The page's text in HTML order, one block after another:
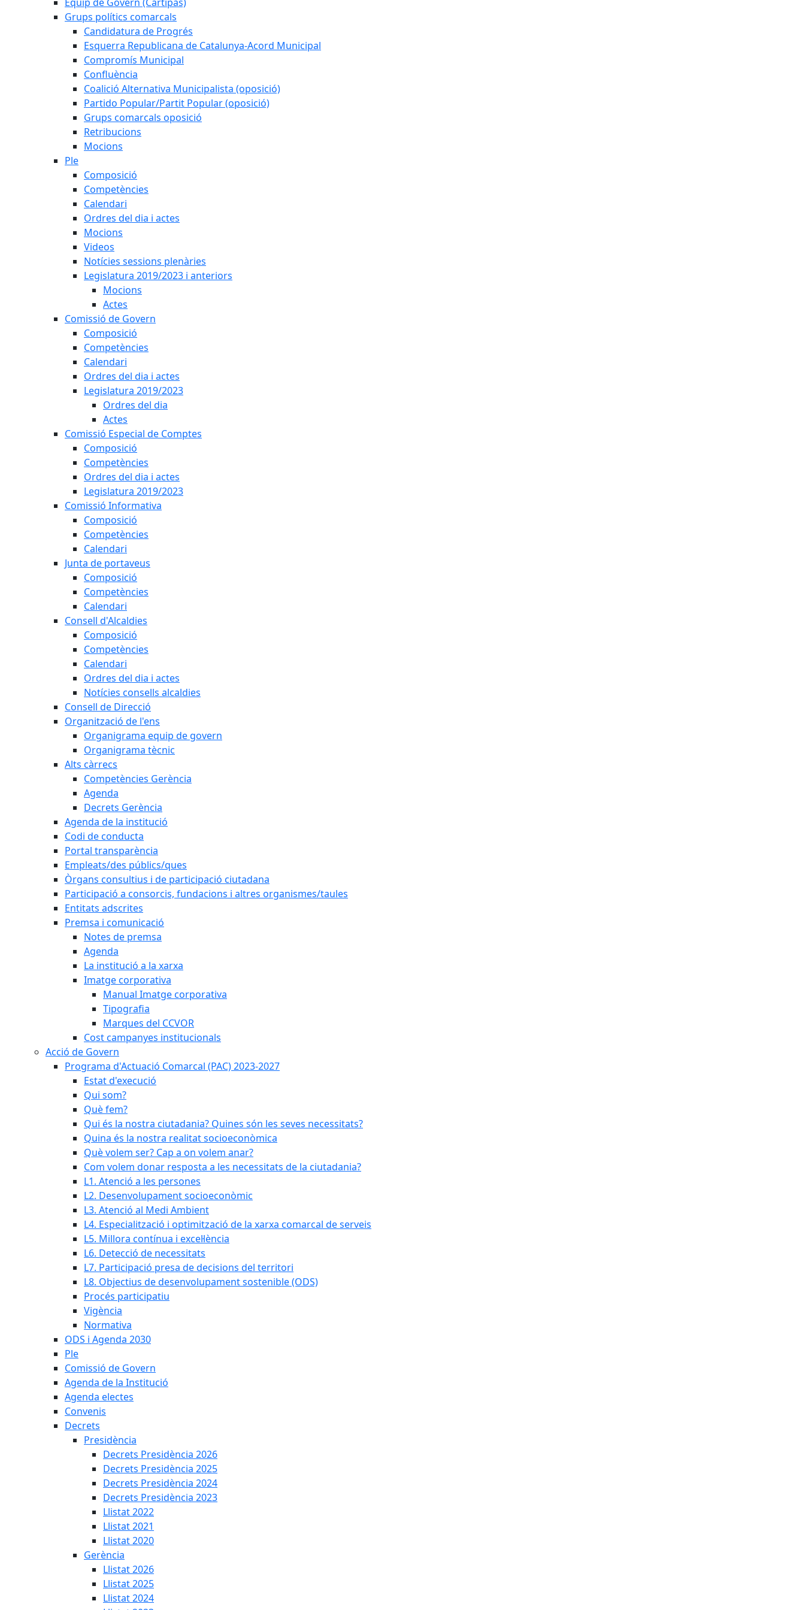
Grups polítics comarcals
Candidatura de Progrés
Esquerra Republicana de Catalunya-Acord Municipal
Compromís Municipal
Confluència
Coalició Alternativa Municipalista (oposició)
Partido Popular/Partit Popular (oposició)
Grups comarcals oposició
Retribucions
Mocions
Ple
Composició
Competències
Calendari
Ordres del dia i actes
Mocions
Videos
Notícies sessions plenàries
Legislatura 2019/2023 i anteriors
Mocions
Actes
Comissió de Govern
Composició
Competències
Calendari
Ordres del dia i actes
Legislatura 2019/2023
Ordres del dia
Actes
Comissió Especial de Comptes
Composició
Competències
Ordres del dia i actes
Legislatura 2019/2023
Comissió Informativa
Composició
Competències
Calendari
Junta de portaveus
Composició
Competències
Calendari
Consell d'Alcaldies
Composició
Competències
Calendari
Ordres del dia i actes
Notícies consells alcaldies
Consell de Direcció
Organització de l'ens
Organigrama equip de govern
Organigrama tècnic
Alts càrrecs
Competències Gerència
Agenda
Decrets Gerència
Agenda de la institució
Codi de conducta
Portal transparència
Empleats/des públics/ques
Òrgans consultius i de participació ciutadana
Participació a consorcis, fundacions i altres organismes/taules
Entitats adscrites
Premsa i comunicació
Notes de premsa
Agenda
La institució a la xarxa
Imatge corporativa
Manual Imatge corporativa
Tipografia
Marques del CCVOR
Cost campanyes institucionals
Acció de Govern
Programa d'Actuació Comarcal (PAC) 2023-2027
Estat d'execució
Qui som?
Què fem?
Qui és la nostra ciutadania? Quines són les seves necessitats?
Quina és la nostra realitat socioeconòmica
Què volem ser? Cap a on volem anar?
Com volem donar resposta a les necessitats de la ciutadania?
L1. Atenció a les persones
L2. Desenvolupament socioeconòmic
L3. Atenció al Medi Ambient
L4. Especialització i optimització de la xarxa comarcal de serveis
L5. Millora contínua i excel·lència
L6. Detecció de necessitats
L7. Participació presa de decisions del territori
L8. Objectius de desenvolupament sostenible (ODS)
Procés participatiu
Vigència
Normativa
ODS i Agenda 2030
Ple
Comissió de Govern
Agenda de la Institució
Agenda electes
Convenis
Decrets
Presidència
Decrets Presidència 2026
Decrets Presidència 2025
Decrets Presidència 2024
Decrets Presidència 2023
Llistat 2022
Llistat 2021
Llistat 2020
Gerència
Llistat 2026
Llistat 2025
Llistat 2024